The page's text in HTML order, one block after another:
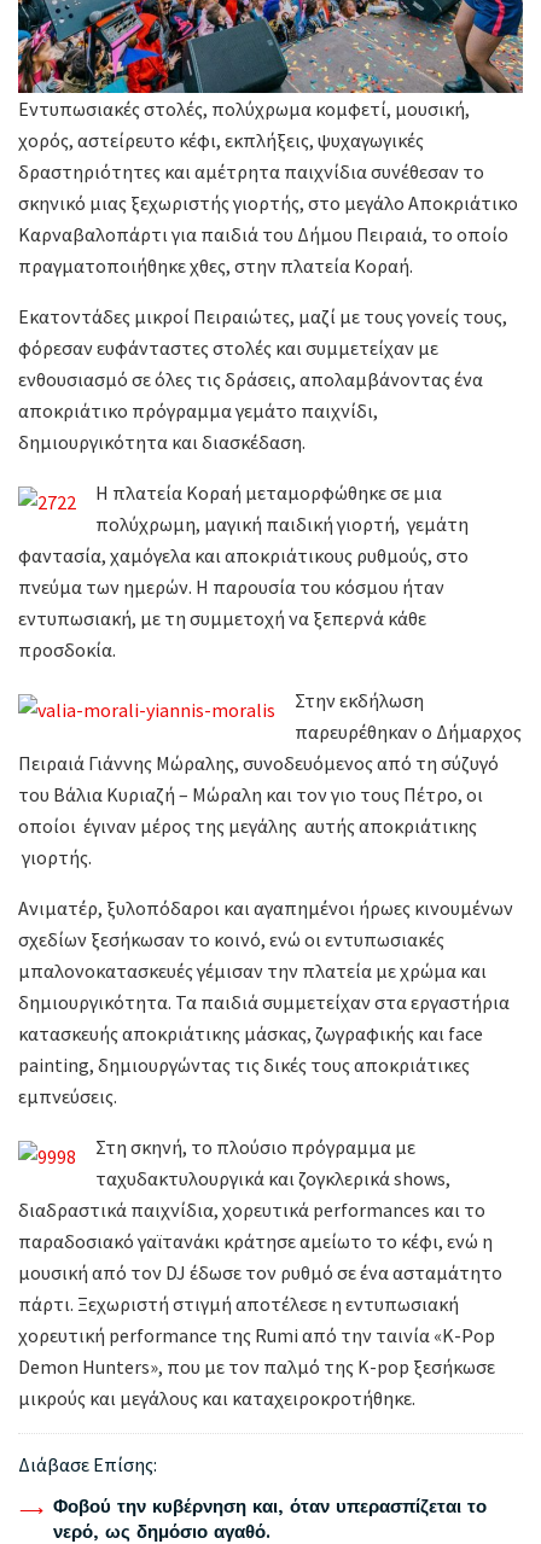
Εντυπωσιακές στολές, πολύχρωμα κομφετί, μουσική,
χορός, αστείρευτο κέφι, εκπλήξεις, ψυχαγωγικές
δραστηριότητες και αμέτρητα παιχνίδια συνέθεσαν το
σκηνικό μιας ξεχωριστής γιορτής, στο μεγάλο Αποκριάτικο
Καρναβαλοπάρτι για παιδιά του Δήμου Πειραιά, το οποίο
πραγματοποιήθηκε χθες, στην πλατεία Κοραή.
Εκατοντάδες μικροί Πειραιώτες, μαζί με τους γονείς τους,
φόρεσαν ευφάνταστες στολές και συμμετείχαν με
ενθουσιασμό σε όλες τις δράσεις, απολαμβάνοντας ένα
αποκριάτικο πρόγραμμα γεμάτο παιχνίδι,
δημιουργικότητα και διασκέδαση.
Η πλατεία Κοραή μεταμορφώθηκε σε μια
πολύχρωμη, μαγική παιδική γιορτή, γεμάτη
φαντασία, χαμόγελα και αποκριάτικους ρυθμούς, στο
πνεύμα των ημερών. Η παρουσία του κόσμου ήταν
εντυπωσιακή, με τη συμμετοχή να ξεπερνά κάθε
προσδοκία.
Στην εκδήλωση
παρευρέθηκαν ο Δήμαρχος
Πειραιά Γιάννης Μώραλης, συνοδευόμενος από τη σύζυγό
του Βάλια Κυριαζή – Μώραλη και τον γιο τους Πέτρο, οι
οποίοι έγιναν μέρος της μεγάλης αυτής αποκριάτικης
γιορτής.
Ανιματέρ, ξυλοπόδαροι και αγαπημένοι ήρωες κινουμένων
σχεδίων ξεσήκωσαν το κοινό, ενώ οι εντυπωσιακές
μπαλονοκατασκευές γέμισαν την πλατεία με χρώμα και
δημιουργικότητα. Τα παιδιά συμμετείχαν στα εργαστήρια
κατασκευής αποκριάτικης μάσκας, ζωγραφικής και face
painting, δημιουργώντας τις δικές τους αποκριάτικες
εμπνεύσεις.
Στη σκηνή, το πλούσιο πρόγραμμα με
ταχυδακτυλουργικά και ζογκλερικά shows,
διαδραστικά παιχνίδια, χορευτικά performances και το
παραδοσιακό γαϊτανάκι κράτησε αμείωτο το κέφι, ενώ η
μουσική από τον DJ έδωσε τον ρυθμό σε ένα ασταμάτητο
πάρτι. Ξεχωριστή στιγμή αποτέλεσε η εντυπωσιακή
χορευτική performance της Rumi από την ταινία «K-Pop
Demon Hunters», που με τον παλμό της K-pop ξεσήκωσε
μικρούς και μεγάλους και καταχειροκροτήθηκε.
Διάβασε Επίσης:
Φοβού την κυβέρνηση και, όταν υπερασπίζεται το
νερό, ως δημόσιο αγαθό.